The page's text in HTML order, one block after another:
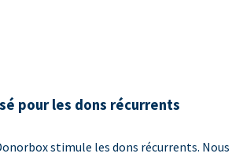
pour les dons récurrents
stimule les dons récurrents. Nous